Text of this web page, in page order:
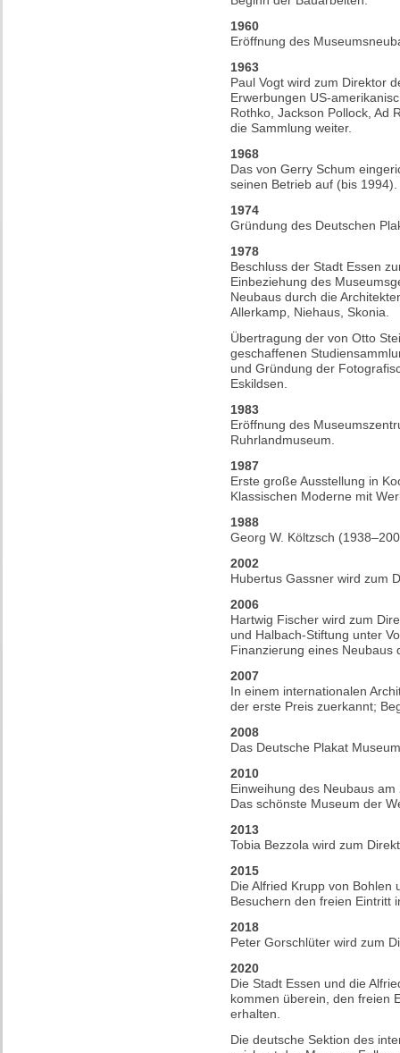
1960
Eröffnung des
1963
Paul Vogt wird zum Direktor
Erwerbungen US-
Rothko, Jackson Pollock, Ad
die Sammlung weiter.
1968
Das von Gerry Schum
seinen Betrieb auf (bis 1994).
1974
Gründung des Deutschen
1978
Beschluss der Stadt Essen
Einbeziehung des
Neubaus durch die
Allerkamp, Niehaus, Skonia.
Übertragung der von Otto
geschaffenen
und Gründung der
Eskildsen.
1983
Eröffnung des
Ruhrlandmuseum.
1987
Erste große Ausstellung in
Klassischen Moderne mit
1988
Georg W. Költzsch
2002
Hubertus Gassner wird zum
2006
Hartwig Fischer wird zum
und Halbach-Stiftung unter
Finanzierung eines Neubaus
2007
In einem internationalen
der erste Preis zuerkannt;
2008
Das Deutsche Plakat
2010
Einweihung des Neubaus
Das schönste Museum der
2013
Tobia Bezzola wird zum
2015
Die Alfried Krupp von Bohlen
Besuchern den freien Eintritt
2018
Peter Gorschlüter wird zum
2020
Die Stadt Essen und die
kommen überein, den freien
erhalten.
Die deutsche Sektion des